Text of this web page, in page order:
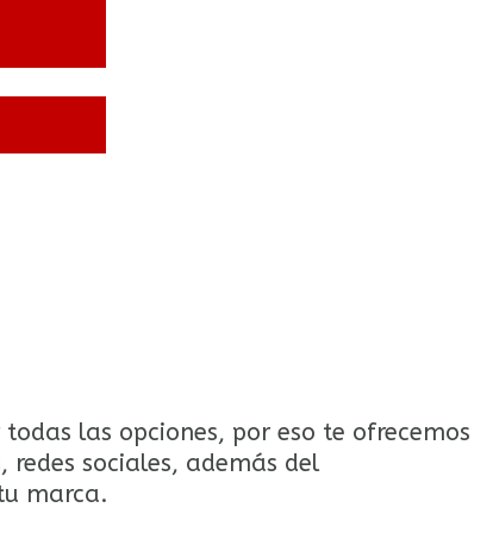
las opciones, por eso te ofrecemos
redes sociales, además del
marca.